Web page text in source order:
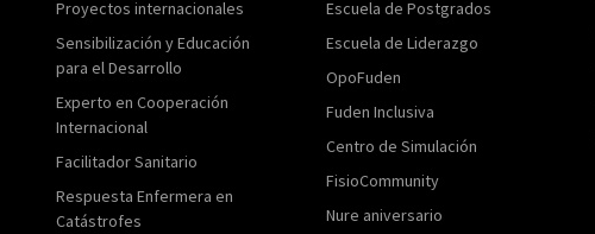
Proyectos internacionales
Sensibilización y Educación
para el Desarrollo
Experto en Cooperación
Internacional
Facilitador Sanitario
Respuesta Enfermera en
Catástrofes
Escuela de Postgrados
Escuela de Liderazgo
OpoFuden
Fuden Inclusiva
Centro de Simulación
FisioCommunity
Nure aniversario